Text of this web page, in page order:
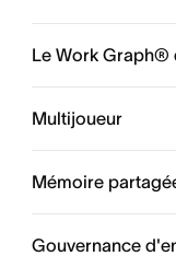
Le Work Graph®
Un réseau
chaque personne,
but.
Multijoueur
Mémoire
Gouvernance